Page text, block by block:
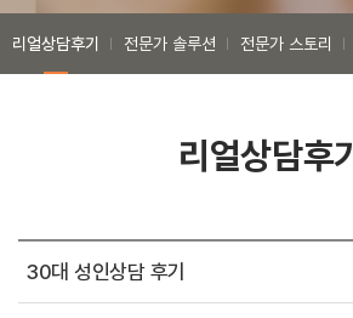
리얼상담후기 전문가 솔루션 전문가 스토리
리얼상담후기
30대 성인상담 후기